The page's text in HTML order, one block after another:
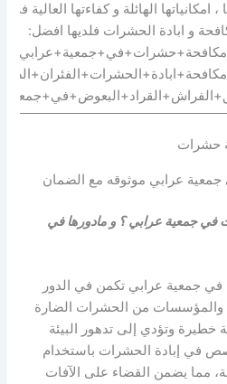
، امكانياتها الهائلة و كفاءتها العالية
و ابادة الحشرات فلديها افضل:
حشرات
جمعية عرابي ؟ و مادورها في
جمعية عرابي تكمن في الدور
والمؤسسات من الحشرات الضارة
وتؤدي إلى تدهور البيئة
في إبادة الحشرات باستخدام
مما يضمن القضاء على الآفات